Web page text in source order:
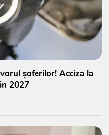
șoferilor! Acciza la
2027